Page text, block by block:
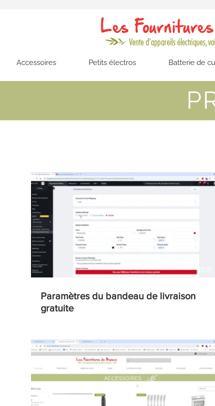
Accessoires Petits électros Batterie de
Paramètres du bandeau de livraison
gratuite